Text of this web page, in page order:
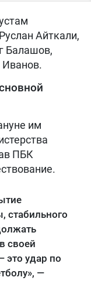
Айткали,
Балашов,
им
ПБК
стабильного
своей
это удар по
—